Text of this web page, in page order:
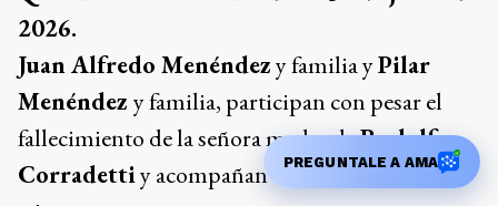
2026.
Juan Alfredo Menéndezy familia yPilar
Menéndez y familia, participan con pesar el
fallecimiento de la señora madre deRodolfo
Corradettiy acompañan a su familia en este
PREGUNTALE A AMA